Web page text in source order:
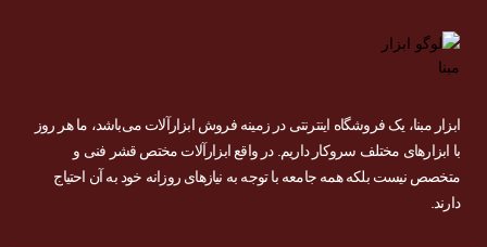
ابزار مبنا، یک فروشگاه اینترنتی در زمینه فروش ابزارآلات می‌باشد، ما هر روز
با ابزارهای مختلف سروکار داریم. در واقع ابزارآلات مختص قشر فنی و
متخصص نیست بلکه همه جامعه با توجه به نیازهای روزانه خود به آن احتیاج
دارند.